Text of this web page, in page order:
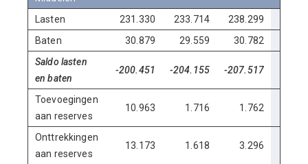
Lasten
231.330 233.714 238.299
Baten
30.879 29.559 30.782
Saldo lasten
en baten
-200.451 -204.155 -207.517
Toevoegingen
aan reserves
10.963 1.716 1.762
Onttrekkingen
aan reserves
13.173 1.618 3.296